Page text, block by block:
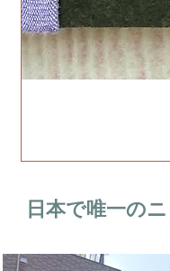
日本で唯一の